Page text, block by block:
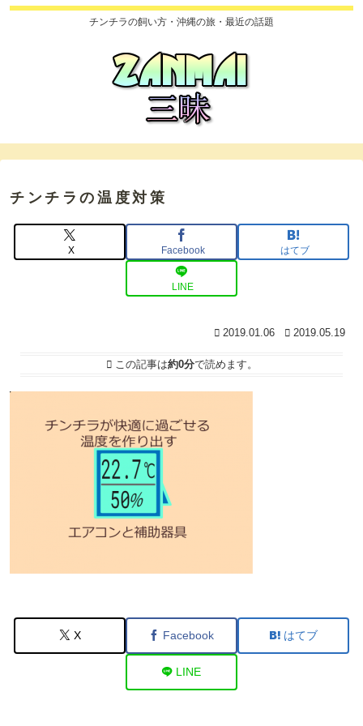
チンチラの飼い方・沖縄の旅・最近の話題
チンチラの温度対策
X Facebook はてブ
LINE
2019.01.06 2019.05.19
この記事は約0分で読めます。
X Facebook はてブ
LINE